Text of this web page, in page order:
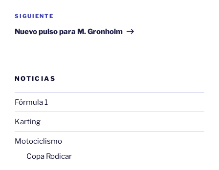
Siguiente
entrada
SIGUIENTE
Nuevo pulso para M. Gronholm
NOTICIAS
Fórmula 1
Karting
Motociclismo
Copa Rodicar